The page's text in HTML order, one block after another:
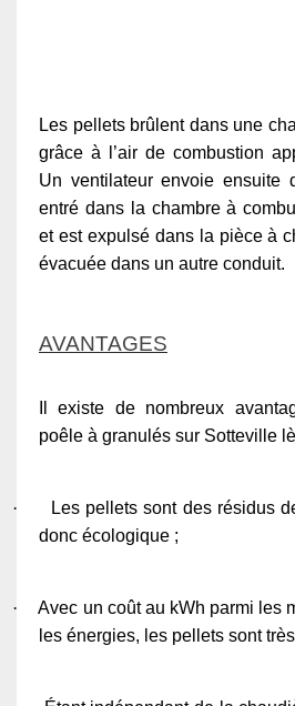
Les pellets brûlent dans une
grâce à l’air de combustion
Un ventilateur envoie ensuite
entré dans la chambre à
et est expulsé dans la pièce à
évacuée dans un autre conduit.
AVANTAGES
Il existe de nombreux
poêle à granulés sur Sotteville
·
Les pellets sont des résidus
donc écologique ;
·
Avec un coût au kWh parmi les
les énergies, les pellets sont